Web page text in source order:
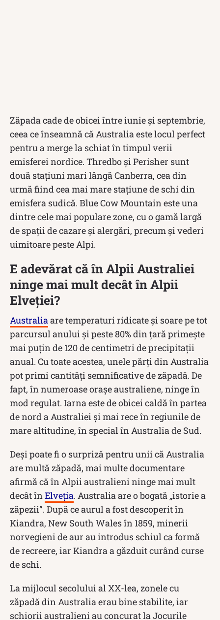
Zăpada cade de obicei între iunie și septembrie,
ceea ce înseamnă că Australia este locul perfect
pentru a merge la schiat în timpul verii
emisferei nordice. Thredbo și Perisher sunt
două stațiuni mari lângă Canberra, cea din
urmă fiind cea mai mare stațiune de schi din
emisfera sudică. Blue Cow Mountain este una
dintre cele mai populare zone, cu o gamă largă
de spații de cazare și alergări, precum și vederi
uimitoare peste Alpi.
E adevărat că în Alpii Australiei
ninge mai mult decât în Alpii
Elveției?
Australia are temperaturi ridicate și soare pe tot
parcursul anului și peste 80% din țară primește
mai puțin de 120 de centimetri de precipitații
anual. Cu toate acestea, unele părți din Australia
pot primi cantități semnificative de zăpadă. De
fapt, în numeroase orașe australiene, ninge în
mod regulat. Iarna este de obicei caldă în partea
de nord a Australiei și mai rece în regiunile de
mare altitudine, în special în Australia de Sud.
Deși poate fi o surpriză pentru unii că Australia
are multă zăpadă, mai multe documentare
afirmă că în Alpii australieni ninge mai mult
decât în Elveția. Australia are o bogată „istorie a
zăpezii”. După ce aurul a fost descoperit în
Kiandra, New South Wales în 1859, minerii
norvegieni de aur au introdus schiul ca formă
de recreere, iar Kiandra a găzduit curând curse
de schi.
La mijlocul secolului al XX-lea, zonele cu
zăpadă din Australia erau bine stabilite, iar
schiorii australieni au concurat la Jocurile